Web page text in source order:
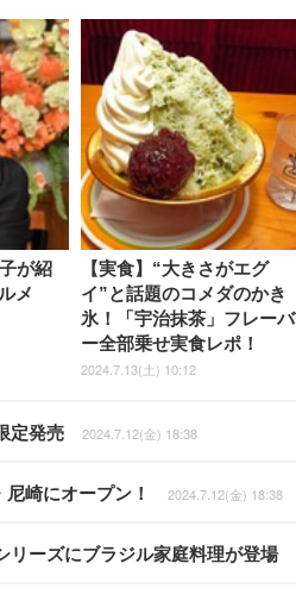
が紹
メ
【実食】“大きさがエグ
イ”と話題のコメダのかき
氷！「宇治抹茶」フレーバ
ー全部乗せ実食レポ！
2024.7.13(土) 10:12
定発売 2024.7.12(金) 18:38
崎にオープン！ 2024.7.12(金) 18:38
リーズにブラジル家庭料理が登場